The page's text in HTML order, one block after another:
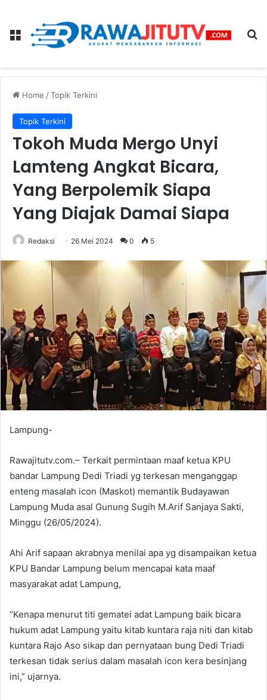
Menu
Home /Topik Terkini
Topik Terkini
Tokoh Muda Mergo Unyi
Lamteng Angkat Bicara,
Yang Berpolemik Siapa
Yang Diajak Damai Siapa
Redaksi 26 Mei 2024 0 5
Lampung-
Rawajitutv.com.– Terkait permintaan maaf ketua KPU
bandar Lampung Dedi Triadi yg terkesan menganggap
enteng masalah icon (Maskot) memantik Budayawan
Lampung Muda asal Gunung Sugih M.Arif Sanjaya Sakti,
Minggu (26/05/2024).
Ahi Arif sapaan akrabnya menilai apa yg disampaikan ketua
KPU Bandar Lampung belum mencapai kata maaf
masyarakat adat Lampung,
“Kenapa menurut titi gematei adat Lampung baik bicara
hukum adat Lampung yaitu kitab kuntara raja niti dan kitab
kuntara Rajo Aso sikap dan pernyataan bung Dedi Triadi
terkesan tidak serius dalam masalah icon kera besinjang
ini,” ujarnya.